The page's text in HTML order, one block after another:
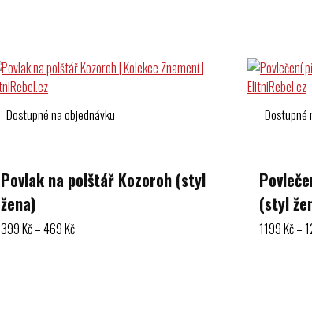
Dostupné na objednávku
Povlak na polštář Kozoroh (styl
žena)
399Kč–469KčRozpětí
Dostupné
(styl
1199Kč–